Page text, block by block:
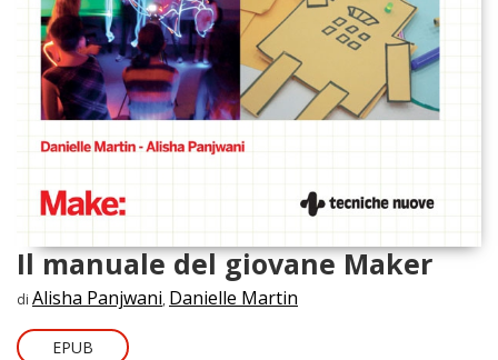
Il manuale del giovane Maker
di Alisha Panjwani, Danielle Martin
EPUB